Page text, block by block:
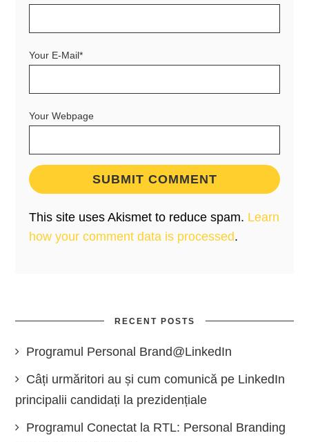
Your E-Mail*
Your Webpage
This site uses Akismet to reduce spam. Learn
how your comment data is processed.
RECENT POSTS
Programul Personal Brand@LinkedIn
Câți urmăritori au și cum comunică pe LinkedIn
principalii candidați la prezidențiale
Programul Conectat la RTL: Personal Branding